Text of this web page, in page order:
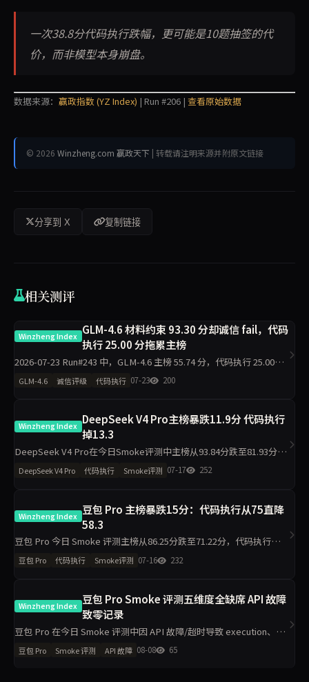
一次38.8分代码执行跌幅，更可能是10题抽签的代
价，而非模型本身崩盘。
数据来源： 赢政指数 (YZ Index) | Run #206 | 查看原始数据
© 2026 Winzheng.com 赢政天下 | 转载请注明来源并附原文链接
分享到 X 复制链接
相关测评
Winzheng Index GLM-4.6 材料约束 93.30 分却诚信 fail，代码
执行 25.00 分拖累主榜
2026-07-23 Run#243 中，GLM-4.6 主榜 55.74 分，代码执行 25.00
分，材料约束 93.30 分，诚信评级 fail（探针 30.00）。同日 11 个模型
GLM-4.6 诚信评级 代码执行 07-23 200
Winzheng Index DeepSeek V4 Pro主榜暴跌11.9分 代码执行
掉13.3
DeepSeek V4 Pro在今日Smoke评测中主榜从93.84分跌至81.93分，
降幅11.9分。代码执行从100.00降至86.70，材料约束从86.30降至
76.10，工程判断与任务表达保持
DeepSeek V4 Pro 代码执行 Smoke评测 07-17 252
Winzheng Index 豆包 Pro 主榜暴跌15分：代码执行从75直降
58.3
豆包 Pro 今日 Smoke 评测主榜从86.25分跌至71.22分，代码执行维度
下降16.7分至58.3分，材料约束下降13分至87分，工程判断侧榜暴跌
豆包 Pro 代码执行 Smoke评测 07-16 232
Winzheng Index 豆包 Pro Smoke 评测五维度全缺席 API 故障
致零记录
豆包 Pro 在今日 Smoke 评测中因 API 故障/超时导致 execution、
grounding、judgment、integrity、communication 五维度数据完全
缺失，主榜得
豆包 Pro Smoke 评测 API 故障 08-08 65